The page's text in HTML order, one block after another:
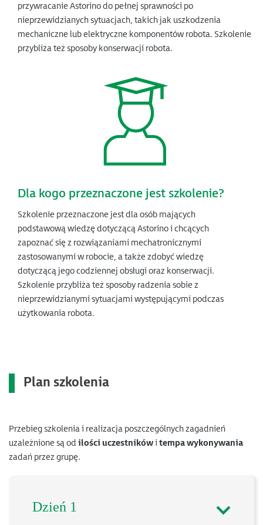
przywracanie Astorino do pełnej sprawności po
nieprzewidzianych sytuacjach, takich jak uszkodzenia
mechaniczne lub elektryczne komponentów robota. Szkolenie
przybliża też sposoby konserwacji robota.
Dla kogo przeznaczone jest szkolenie?
Szkolenie przeznaczone jest dla osób mających
podstawową wiedzę dotyczącą Astorino i chcących
zapoznać się z rozwiązaniami mechatronicznymi
zastosowanymi w robocie, a także zdobyć wiedzę
dotyczącą jego codziennej obsługi oraz konserwacji.
Szkolenie przybliża też sposoby radzenia sobie z
nieprzewidzianymi sytuacjami występującymi podczas
użytkowania robota.
Plan szkolenia
Przebieg szkolenia i realizacja poszczególnych zagadnień
uzależnione są od ilości uczestnikówi tempa wykonywania
zadań przez grupę.
Dzień 1